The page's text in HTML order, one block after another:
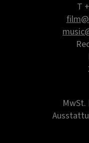
T
MwSt.